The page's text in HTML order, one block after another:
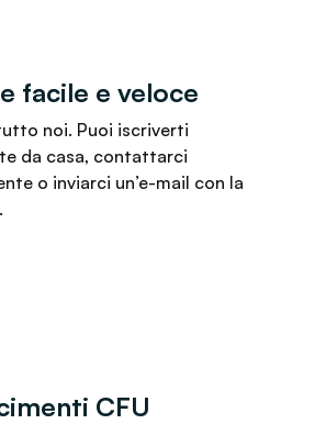
facile e veloce
noi. Puoi iscriverti
da casa, contattarci
o inviarci un’e-mail con la
CFU